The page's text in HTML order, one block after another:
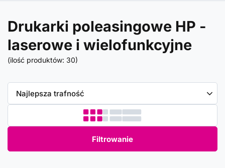
Drukarki poleasingowe HP -
laserowe i wielofunkcyjne
(ilość produktów: 30)
Zmień sortowanie
Najlepsza trafność
Filtrowanie